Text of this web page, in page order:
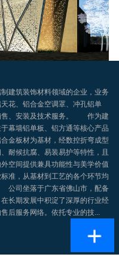
筑装饰材料领域的企业，业务
花、铝合金空调罩、冲孔铝单
售、安装及技术服务。 作为建
幕墙铝单板、铝方通等核心产品
金板材为基材，经数控折弯成型
耐候抗腐、易装易护等特性，且
空间提供兼具功能性与美学价值
准，从基材到工艺的各个环节均
司坐落于广东省佛山市，配备
长期发展中积淀了深厚的行业经
后服务网络。依托专业的技...